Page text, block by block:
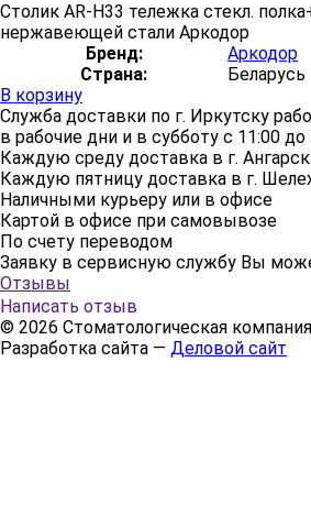
Столик AR-H33 тележка стекл.
нержавеющей стали Аркодор
Бренд:
Аркодор
Страна:
Беларусь
В корзину
Служба доставки по г. Иркутску
в рабочие дни и в субботу с 11:00 до
Каждую среду доставка в г. Ангарск.
Каждую пятницу доставка в г.
Наличными курьеру или в офисе
Картой в офисе при самовывозе
По счету переводом
Заявку в сервисную службу Вы
Отзывы
Написать отзыв
© 2026 Стоматологическая
Разработка сайта — Деловой сайт